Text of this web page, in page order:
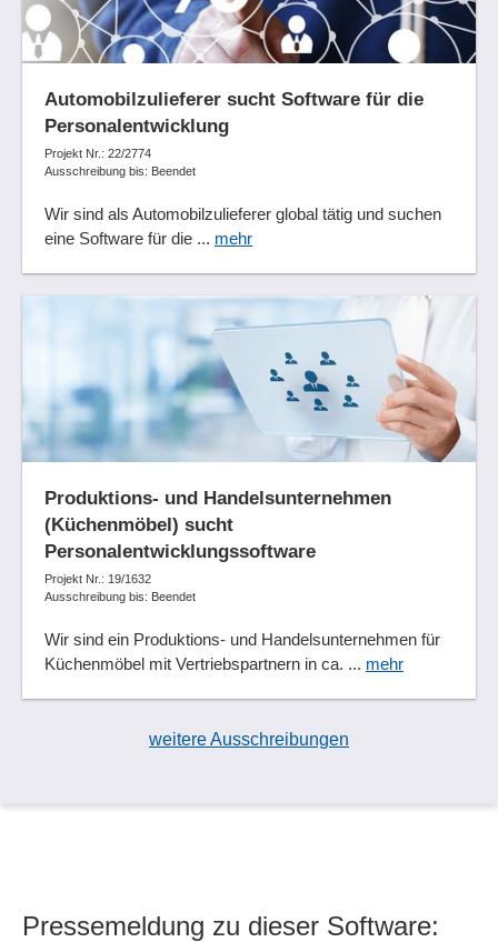
Automobilzulieferer sucht Software für die
Personalentwicklung
Projekt Nr.: 22/2774
Ausschreibung bis: Beendet
Wir sind als Automobilzulieferer global tätig und suchen
eine Software für die ... mehr
Produktions- und Handelsunternehmen
(Küchenmöbel) sucht
Personalentwicklungssoftware
Projekt Nr.: 19/1632
Ausschreibung bis: Beendet
Wir sind ein Produktions- und Handelsunternehmen für
Küchenmöbel mit Vertriebspartnern in ca. ... mehr
weitere Ausschreibungen
Pressemeldung zu dieser Software: